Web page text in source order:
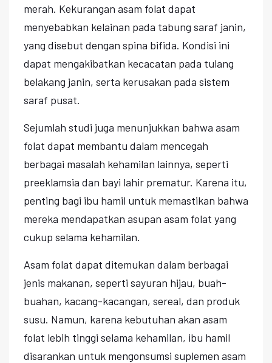
merah. Kekurangan asam folat dapat
menyebabkan kelainan pada tabung saraf janin,
yang disebut dengan spina bifida. Kondisi ini
dapat mengakibatkan kecacatan pada tulang
belakang janin, serta kerusakan pada sistem
saraf pusat.
Sejumlah studi juga menunjukkan bahwa asam
folat dapat membantu dalam mencegah
berbagai masalah kehamilan lainnya, seperti
preeklamsia dan bayi lahir prematur. Karena itu,
penting bagi ibu hamil untuk memastikan bahwa
mereka mendapatkan asupan asam folat yang
cukup selama kehamilan.
Asam folat dapat ditemukan dalam berbagai
jenis makanan, seperti sayuran hijau, buah-
buahan, kacang-kacangan, sereal, dan produk
susu. Namun, karena kebutuhan akan asam
folat lebih tinggi selama kehamilan, ibu hamil
disarankan untuk mengonsumsi suplemen asam